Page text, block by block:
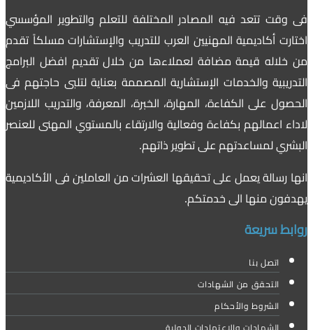
فى وقت تتعد فيه المصادر المختلفة للتعلم والتطوير المؤسسي
اختارت أكاديمية المهنيين العرب للتدريب والإستشارات مسلكاً تقدم
من خلاله قيمة مضافة لعملاءها من خلال تقديم افضل البرامج
التدريبية والخدمات الإستشارية المصممة بعناية لتلبى حاجتهم فى
الحصول على الكفاءة، المهارة، الخبرة، المعرفة، والتدريب اللازمين
لاداء اعمالهم بكفاءة وفعالية والارتقاء بالمستوي المهنى للعنصر
البشري لمساعدتهم على تطوير ذاتهم.
انها رسالة يعمل على تحقيقها العشرات من العاملين فى الأكاديمية
يهدفون منها الى خدمتكم.
روابط سريعة
اتصل بنا
التحقق من الشهادات
الشروط والأحكام